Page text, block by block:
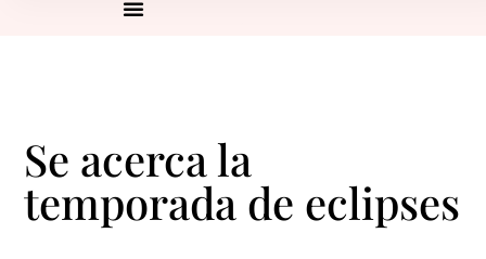
Se acerca la
temporada de eclipses